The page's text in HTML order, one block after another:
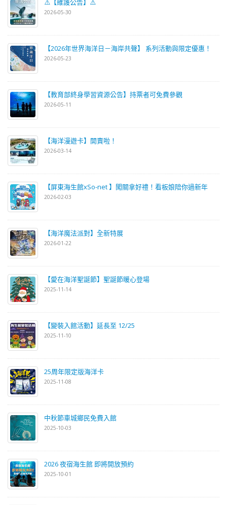
⚠️【維護公告】⚠️
2026-05-30
【2026年世界海洋日－海岸共聲】 系列活動與限定優惠！
2026-05-23
【教育部終身學習資源公告】持票者可免費參觀
2026-05-11
【海洋漫遊卡】開賣啦！
2026-03-14
【屏東海生館xSo-net 】闖關拿好禮！看板娘陪你過新年
2026-02-03
【海洋魔法派對】全新特展
2026-01-22
【愛在海洋聖誕節】聖誕節暖心登場
2025-11-14
【變裝入館活動】延長至 12/25
2025-11-10
25周年限定版海洋卡
2025-11-08
中秋節車城鄉民免費入館
2025-10-03
2026 夜宿海生館 即將開放預約
2025-10-01